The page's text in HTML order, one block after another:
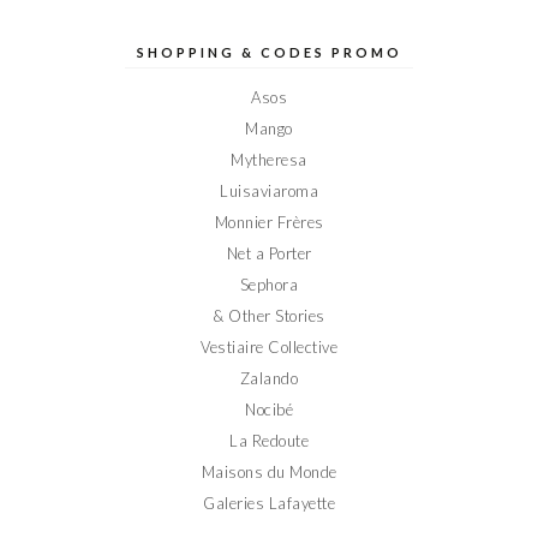
sursur sur sur sur
SHOPPING & CODES PROMO
Asos
Mango
Mytheresa
Luisaviaroma
Monnier Frères
Net a Porter
Sephora
& Other Stories
Vestiaire Collective
Zalando
Nocibé
La Redoute
Maisons du Monde
Galeries Lafayette